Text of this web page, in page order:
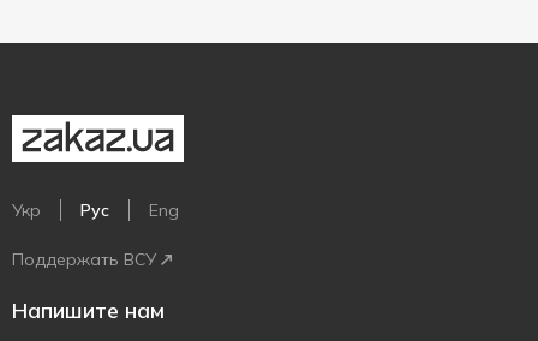
Укр Рус Eng
Поддержать ВСУ
Напишите нам